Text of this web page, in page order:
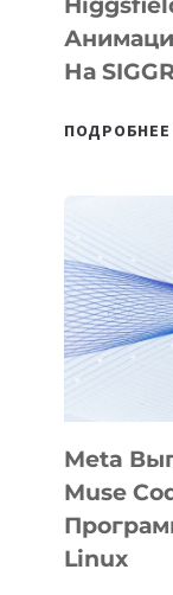
На
ПОДРОБНЕЕ
Meta
Muse
Linux